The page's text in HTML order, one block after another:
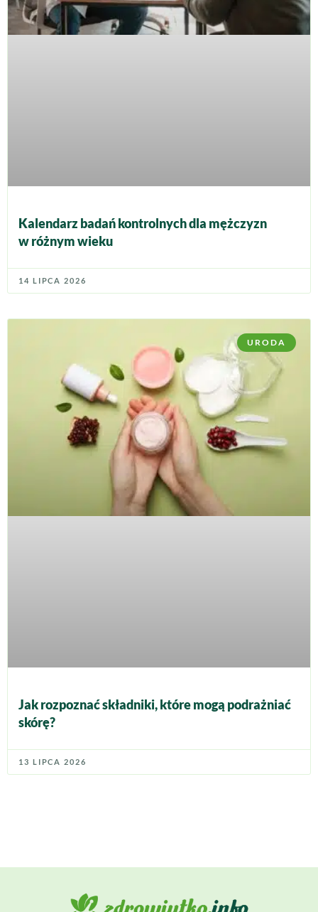
Kalendarz badań kontrolnych dla mężczyzn
w różnym wieku
14 LIPCA 2026
URODA
Jak rozpoznać składniki, które mogą podrażniać
skórę?
13 LIPCA 2026